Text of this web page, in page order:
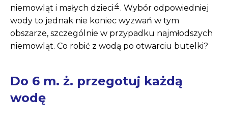
niemowląt i małych dzieci4. Wybór odpowiedniej
wody to jednak nie koniec wyzwań w tym
obszarze, szczególnie w przypadku najmłodszych
niemowląt. Co robić z wodą po otwarciu butelki?
Do 6 m. ż. przegotuj każdą
wodę